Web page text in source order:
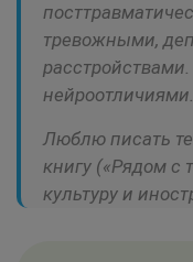
тревожными,
нейроотличиями.
Люблю писать
книгу («Рядом с
культуру и